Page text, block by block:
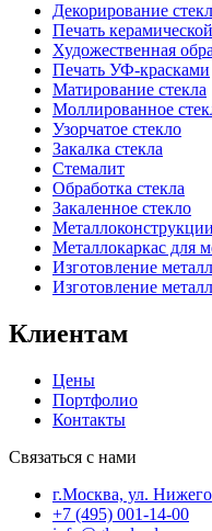
Декорирование
Печать
Художественная
Печать УФ-красками
Матирование стекла
Моллированное
Узорчатое стекло
Закалка стекла
Стемалит
Обработка стекла
Закаленное стекло
Металлокаркас для
Изготовление
Изготовление
Клиентам
Цены
Портфолио
Контакты
Связаться с нами
г.Москва, ул.
+7 (495) 001-14-00